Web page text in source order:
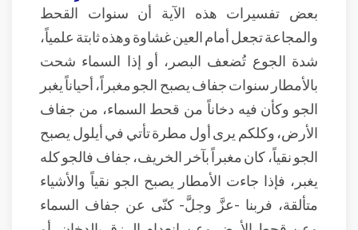
بعض تفسيرات هذه الآية أن سنوات القحط
والمجاعة تجعل أمام العين غشاوة وهذه ثابتة علمياً،
شدة الجوع تُضعف البصر، أو إذا السماء شحت
بالأمطار سنوات جفاف يصبح الجو مغبراً، أحياناً يغبر
الجو وكأن فيه دخاناً من قحط السماء، من جفاف
الأرض، وكلكم يرى أول مطرة تأتي في أيلول يصبح
الجو نقياً، كان مغبراً بآخر الخريف، جفاف فالجو كله
يغبر، فإذا جاءت الأمطار يصبح الجو نقياً والأشياء
متألقة، فربنا -عزَّ وجلَّ- كنّى عن جفاف السماء